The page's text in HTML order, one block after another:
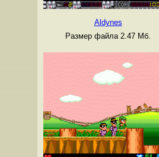
Aldynes
Размер файла 2.47 Мб.